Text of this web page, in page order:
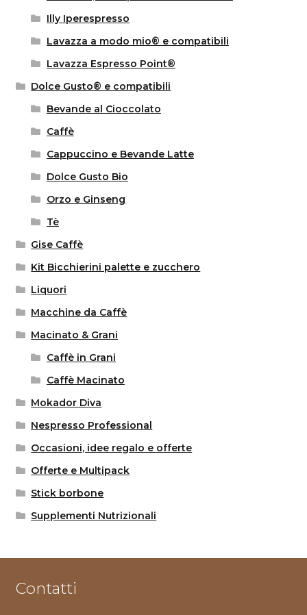
Illy Iperespresso
Lavazza a modo mio® e compatibili
Lavazza Espresso Point®
Dolce Gusto® e compatibili
Bevande al Cioccolato
Caffè
Cappuccino e Bevande Latte
Dolce Gusto Bio
Orzo e Ginseng
Tè
Gise Caffè
Kit Bicchierini palette e zucchero
Liquori
Macchine da Caffè
Macinato & Grani
Caffè in Grani
Caffè Macinato
Mokador Diva
Nespresso Professional
Occasioni, idee regalo e offerte
Offerte e Multipack
Stick borbone
Supplementi Nutrizionali
Contatti